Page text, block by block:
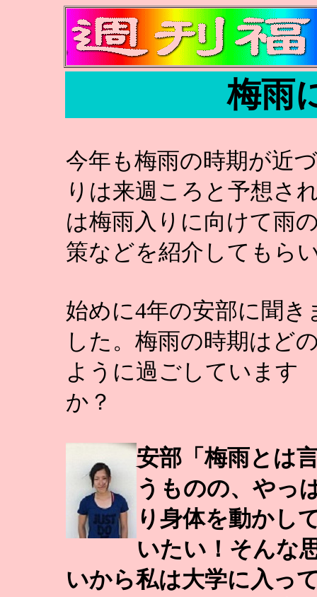
梅雨
今年も梅雨の時期が近
りは来週ころと予想さ
は梅雨入りに向けて雨
策などを紹介してもら
始めに4年の安部に聞き
した。梅雨の時期はど
ように過ごしています
か？
安部「梅雨とは
うものの、やっ
り身体を動かし
いたい！そんな
いから私は大学に入っ